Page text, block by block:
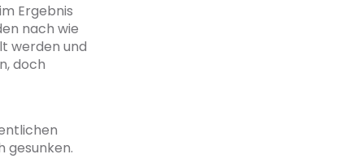
Ergebnis
nach wie
werden und
doch
gesunken.